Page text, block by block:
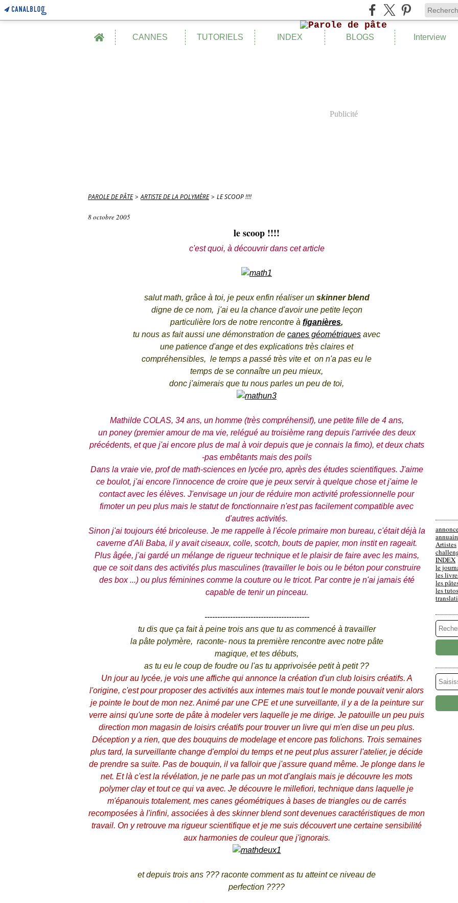
Home CANNES TUTORIELS INDEX BLOGS Interview
Publicité
PAROLE DE PÂTE > ARTISTE DE LA POLYMÈRE > LE SCOOP !!!!
8 octobre 2005
le scoop !!!!
c'est quoi, à découvrir dans cet article
salut math, grâce à toi, je peux enfin réaliser un skinner blend
digne de ce nom, j'ai eu la chance d'avoir une petite leçon
particulière lors de notre rencontre à figanières,
tu nous as fait aussi une démonstration de canes géométriques avec
une patience d'ange et des explications très claires et
compréhensibles, le temps a passé très vite et on n'a pas eu le
temps de se connaître un peu mieux,
donc j'aimerais que tu nous parles un peu de toi,
Mathilde COLAS, 34 ans, un homme (très compréhensif), une petite fille de 4 ans,
un poney (premier amour de ma vie, relégué au troisième rang depuis l'arrivée des deux
précédents, et que j'ai encore plus de mal à voir depuis que je connais la fimo), et deux chats
-pas embêtants mais des poils
Dans la vraie vie, prof de math-sciences en lycée pro, après des études scientifiques. J'aime
ce boulot, j'ai encore l'innocence de croire que je peux servir à quelque chose et j'aime le
contact avec les élèves. J'envisage un jour de réduire mon activité professionnelle pour
fimoter un peu plus mais le statut de fonctionnaire n'est pas facilement compatible avec
d'autres activités.
Sinon j'ai toujours été bricoleuse. Je me rappelle à l'école primaire mon bureau, c'était déjà la
caverne d'Ali Baba, il y avait ciseaux, colle, scotch, bouts de papier, mon instit en rageait.
Plus âgée, j'ai gardé un mélange de rigueur technique et le plaisir de faire avec les mains,
que ce soit dans des activités plus masculines (travailler le bois ou le béton pour construire
des box ...) ou plus féminines comme la couture ou le tricot. Par contre je n'ai jamais été
capable de tenir un pinceau.
-----------------------------------------
tu dis que ça fait à peine trois ans que tu as commencé à travailler
la pâte polymère, raconte- nous ta première rencontre avec notre pâte
magique, et tes débuts,
as tu eu le coup de foudre ou l'as tu apprivoisée petit à petit ??
Un jour au lycée, je vois une affiche qui annonce la création d'un club loisirs créatifs. A
l'origine, c'est pour proposer des activités aux internes mais tout le monde pouvait venir alors
je pointe le bout de mon nez. Animé par une CPE et une surveillante, il y a de la peinture sur
verre ainsi qu'une sorte de pâte à modeler vers laquelle je me dirige. Je patouille un peu puis
direction mon magasin de loisirs créatifs pour trouver un livre qui m'en dise un peu plus.
Déception y a rien, que des bouquins de modelage et encore pas folichons. Trois semaines
plus tard, la surveillante change d'emploi du temps et ne peut plus assurer l'atelier, je décide
de prendre sa suite. Pas de bouquin, il va falloir que j'assure quand même. Je plonge dans le
net. Et là c'est la révélation, je ne parle pas un mot d'anglais mais je découvre les mots
polymer clay et tout ce qui va avec. Je découvre le millefiori, technique dans laquelle je
m'épanouis totalement, mes canes géométriques à bases de triangles ou de carrés
recomposées à l'infini, associées à des skinner blend sont devenues caractéristiques de mon
travail. On y retrouve ma rigueur scientifique et je me suis découvert une certaine sensibilité
aux harmonies de couleur que j'ignorais.
et depuis trois ans ??? raconte comment as tu atteint ce niveau de
perfection ????
Artistes
INDEX
le
les
les
les tutos